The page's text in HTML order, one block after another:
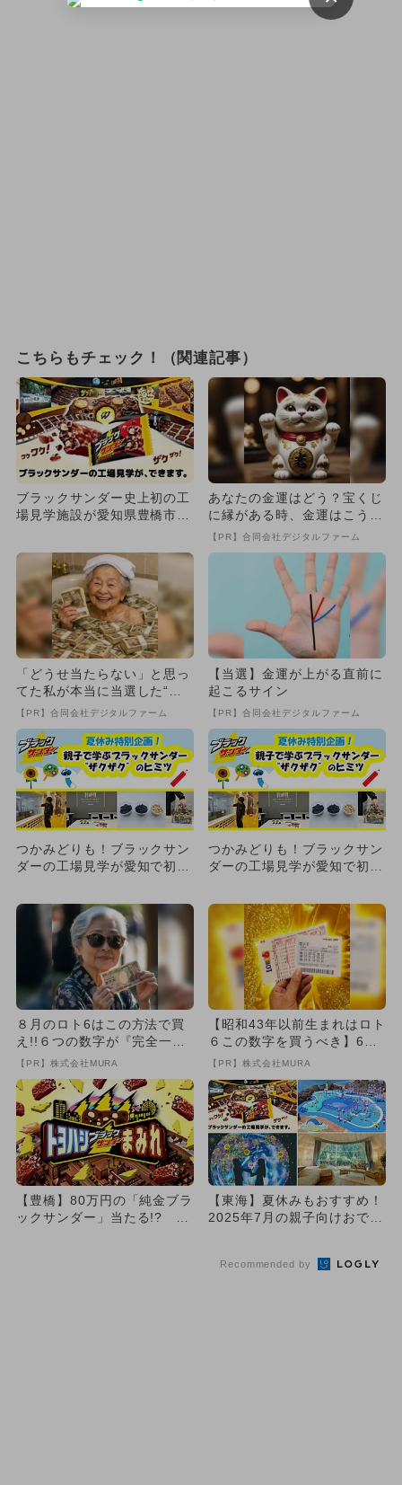
こちらもチェック！（関連記事）
ブラックサンダー史上初の工
場見学施設が愛知県豊橋市に
る
あなたの金運はどう？宝くじ
に縁がある時、金運はこう変
わる
【PR】合同会社デジタルファーム
「どうせ当たらない」と思っ
てた私が本当に当選した“買
い方”がこれ
【PR】合同会社デジタルファーム
【当選】金運が上がる直前に
起こるサイン
【PR】合同会社デジタルファーム
つかみどりも！ブラックサン
ダーの工場見学が愛知で初開
つかみどりも！ブラックサン
ダーの工場見学が愛知で初開
８月のロト6はこの方法で買
え!!６つの数字が『完全一
致』する方法
【PR】株式会社MURA
【昭和43年以前生まれはロト
６この数字を買うべき】6つ
の数字が「完全一致」する
方...
【PR】株式会社MURA
【豊橋】80万円の「純金ブラ
ックサンダー」当たる!? 食
【東海】夏休みもおすすめ！
2025年7月の親子向けおでか
Recommended by